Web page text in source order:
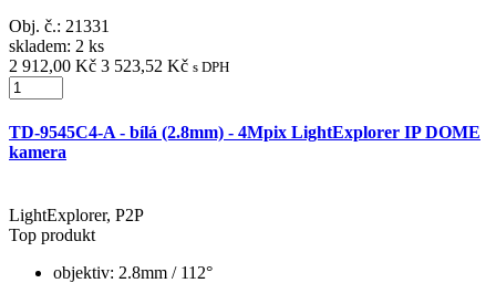
Obj. č.: 21331
skladem: 2 ks
2 912,00 Kč 3 523,52 Kč s DPH
TD-9545C4-A - bílá (2.8mm) - 4Mpix LightExplorer IP DOME
kamera
LightExplorer, P2P
Top produkt
objektiv: 2.8mm / 112°